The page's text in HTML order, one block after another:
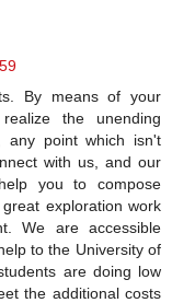
By means of your
the unending
any point which isn't
with us, and our
you to compose
exploration work
We are accessible
to the University of
are doing low
the additional costs